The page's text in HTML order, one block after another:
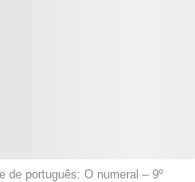
de português: O numeral – 9º